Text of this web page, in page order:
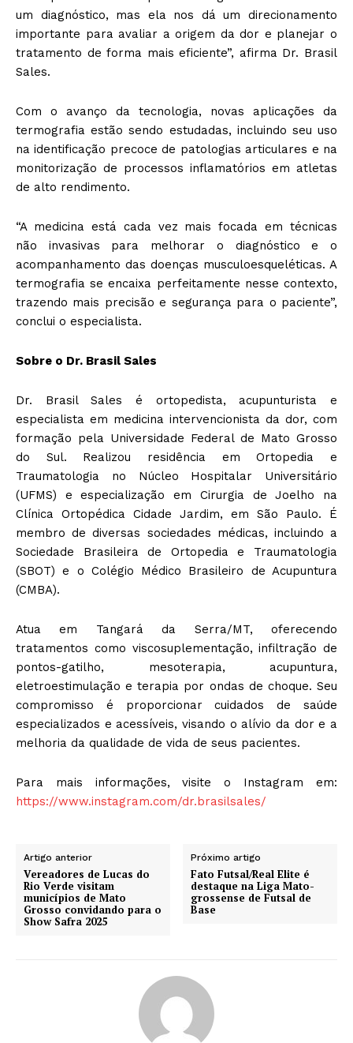
um diagnóstico, mas ela nos dá um direcionamento
importante para avaliar a origem da dor e planejar o
tratamento de forma mais eficiente”, afirma Dr. Brasil
Sales.
Com o avanço da tecnologia, novas aplicações da
termografia estão sendo estudadas, incluindo seu uso
na identificação precoce de patologias articulares e na
monitorização de processos inflamatórios em atletas
de alto rendimento.
“A medicina está cada vez mais focada em técnicas
não invasivas para melhorar o diagnóstico e o
acompanhamento das doenças musculoesqueléticas. A
termografia se encaixa perfeitamente nesse contexto,
trazendo mais precisão e segurança para o paciente”,
conclui o especialista.
Sobre o Dr. Brasil Sales
Dr. Brasil Sales é ortopedista, acupunturista e
especialista em medicina intervencionista da dor, com
formação pela Universidade Federal de Mato Grosso
do Sul. Realizou residência em Ortopedia e
Traumatologia no Núcleo Hospitalar Universitário
(UFMS) e especialização em Cirurgia de Joelho na
Clínica Ortopédica Cidade Jardim, em São Paulo. É
membro de diversas sociedades médicas, incluindo a
Sociedade Brasileira de Ortopedia e Traumatologia
(SBOT) e o Colégio Médico Brasileiro de Acupuntura
(CMBA).
Atua em Tangará da Serra/MT, oferecendo
tratamentos como viscosuplementação, infiltração de
pontos-gatilho, mesoterapia, acupuntura,
eletroestimulação e terapia por ondas de choque. Seu
compromisso é proporcionar cuidados de saúde
especializados e acessíveis, visando o alívio da dor e a
melhoria da qualidade de vida de seus pacientes.
Para mais informações, visite o Instagram em:
https://www.instagram.com/dr.brasilsales/
Artigo anterior
Vereadores de Lucas do
Rio Verde visitam
municípios de Mato
Grosso convidando para o
Show Safra 2025
Próximo artigo
Fato Futsal/Real Elite é
destaque na Liga Mato-
grossense de Futsal de
Base